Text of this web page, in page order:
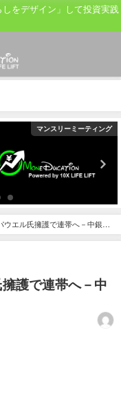
をデザイン」して投資実践
マンスリーミーティング
ウエル氏擁護で連帯へ－中銀総
護で連帯へ－中